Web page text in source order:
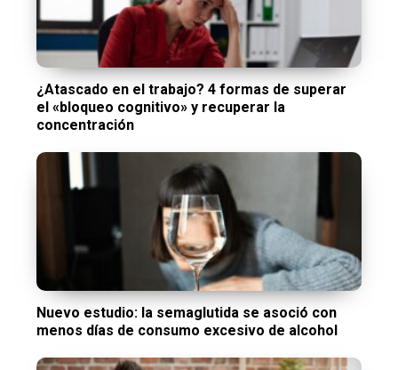
¿Atascado en el trabajo? 4 formas de superar
el «bloqueo cognitivo» y recuperar la
concentración
Nuevo estudio: la semaglutida se asoció con
menos días de consumo excesivo de alcohol